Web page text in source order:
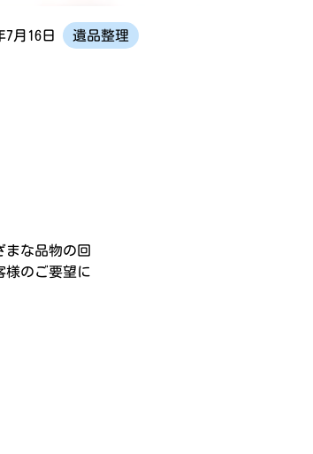
月16日 遺品整理
まな品物の回
様のご要望に